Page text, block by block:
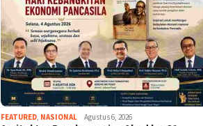
FEATURED, NASIONAL Agustus 6, 2026